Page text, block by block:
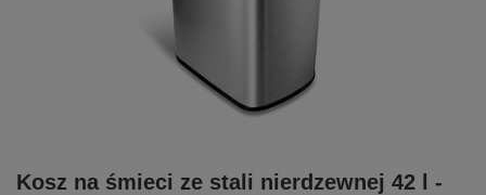
Kosz na śmieci ze stali nierdzewnej 42 l -